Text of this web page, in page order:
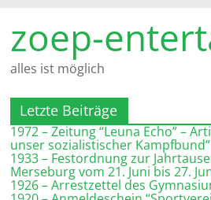
Inhalt
springen
zoep-
alles ist möglich
Letzte Beiträge
1972 – Zeitung “Leuna Echo” –
unser sozialistischer Kampfbund”
1933 – Festordnung zur
Merseburg vom 21. Juni bis 27.
1926 – Arrestzettel des